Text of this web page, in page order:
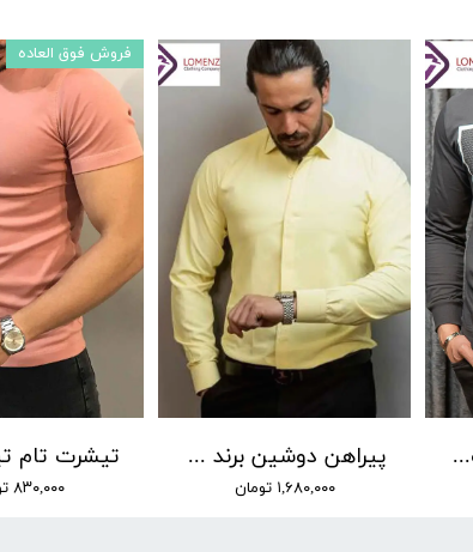
۸۳۰,۰۰۰ تومان
فروش فوق العاده
پیراهن دوشین برند by lino زرد
۱,۶۸۰,۰۰۰ تومان
تک پوش دورس تک نخ پاییزه طرح CK 05